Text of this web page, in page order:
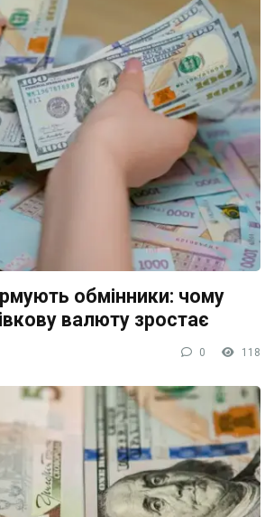
обмінники: чому
валюту зростає
0 118